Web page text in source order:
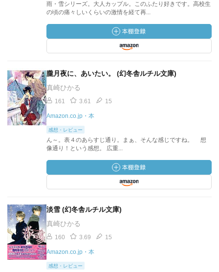
雨・雪シリーズ。大人カップル。このふたり好きです。高校生
の頃の痛々しいくらいの激情を経て再...
朧月夜に、あいたい。 (幻冬舎ルチル文庫)
真崎ひかる
161 3.61 15
Amazon.co.jp・本
感想・レビュー
ん～。表４のあらすじ通り。まぁ、そんな感じですね。 想
像通り！という感想。 広重...
淡雪 (幻冬舎ルチル文庫)
真崎ひかる
160 3.69 15
Amazon.co.jp・本
感想・レビュー